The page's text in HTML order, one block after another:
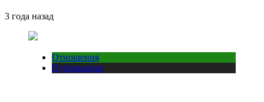
3 года назад
Отношения
Публикации